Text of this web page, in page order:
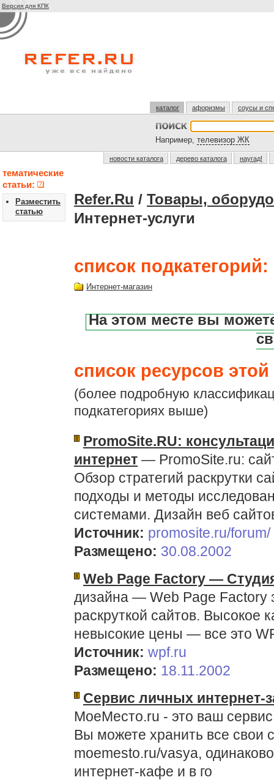
Версия для КПК
каталог афоризмы соусы и
Например, телевизор ЖК
новости каталога дерево каталога наугад!
тематические
статьи:
Разместить
статью
Refer.Ru / Товары,
Интернет-услуги
список подкатегорий:
Интернет-магазин
На этом месте вы
список ресурсов этой
(более подробную
подкатегориях выше)
PromoSite.RU:
интернет — PromoSite.ru:
Обзор стратегий раскрутки
подходы и методы
системами. Дизайн веб
Источник: promosite.ru/forum/
Размещено: 30.08.2002
Web Page Factory —
дизайна — Web Page Factory
раскруткой сайтов. Высокое
невысокие цены — все это
Источник: wpf.ru
Размещено: 18.11.2002
Сервис личных интернет-
МоеМесто.ru - это ваш
Вы можете хранить все свои
moemesto.ru/vasya,
интернет-кафе и в го